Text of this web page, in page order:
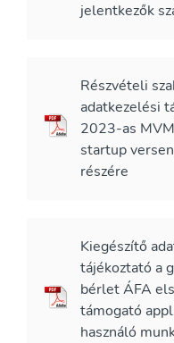
jelentkezők
Részvételi
adatkezelési
2023-as
startup
részére
Kiegészítő
tájékoztató a
bérlet ÁFA
támogató
használó